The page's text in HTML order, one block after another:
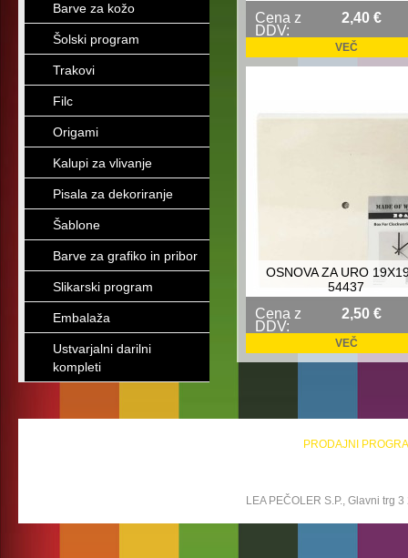
Barve za kožo
Šolski program
Trakovi
Filc
Origami
Kalupi za vlivanje
Pisala za dekoriranje
Šablone
Barve za grafiko in pribor
Slikarski program
Embalaža
Ustvarjalni darilni
kompleti
Cena z
DDV:
2,40 €
VEČ
OSNOVA ZA URO
54437
Cena z
DDV:
2,50 €
VEČ
PRODAJNI
LEA PEČOLER S.P., Glavni trg